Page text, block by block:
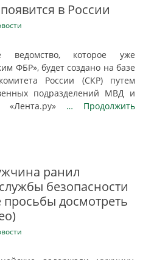
в России
ведомство, которое уже
ФБР», будет создано на базе
России (СКР) путем
подразделений МВД и
«Лента.ру» … Продолжить
ранил
безопасности
просьбы досмотреть